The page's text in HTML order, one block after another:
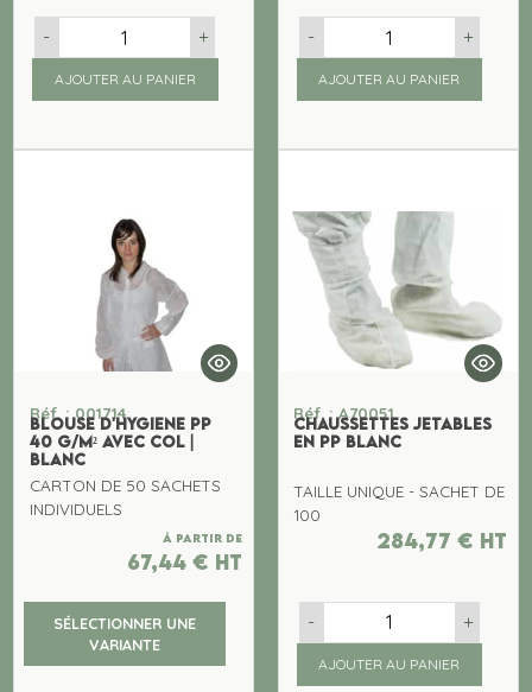
- +
AJOUTER AU PANIER
- +
AJOUTER AU PANIER
Réf. : 001714
BLOUSE D'HYGIENE PP
40 G/M² AVEC COL |
BLANC
CARTON DE 50 SACHETS
INDIVIDUELS
À partir de
67,44 € ht
SÉLECTIONNER UNE
VARIANTE
Réf. : A70051
CHAUSSETTES JETABLES
EN PP BLANC
TAILLE UNIQUE - SACHET DE
100
284,77 € ht
- +
AJOUTER AU PANIER